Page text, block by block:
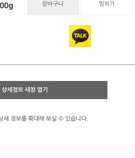
장바구니 찜하기
상세정보 새창 열기
세 정보를 확대해 보실 수 있습니다.